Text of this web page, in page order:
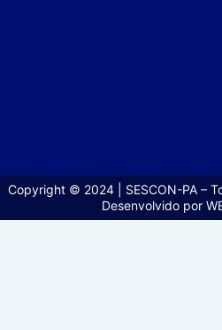
Copyright © 2024 | SESCON-PA –
Desenvolvido por